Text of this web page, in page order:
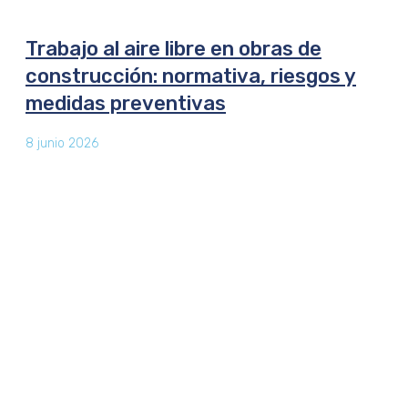
Trabajo al aire libre en obras de
construcción: normativa, riesgos y
medidas preventivas
8 junio 2026